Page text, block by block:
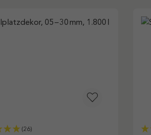
(26)